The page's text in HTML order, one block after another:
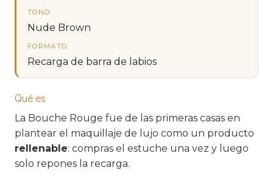
TONO
Nude Brown
FORMATO
Recarga de barra de labios
Qué es
La Bouche Rouge fue de las primeras casas en
plantear el maquillaje de lujo como un producto
rellenable: compras el estuche una vez y luego
solo repones la recarga.